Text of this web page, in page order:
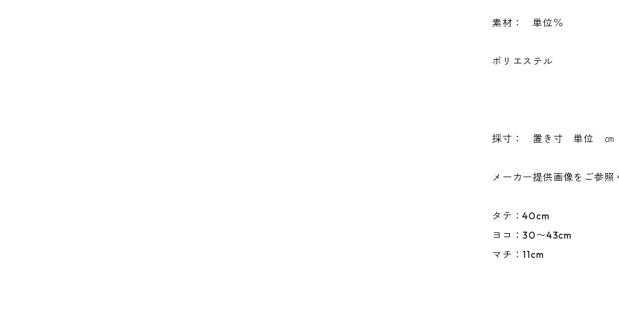
素材： 単位％
ポリエステル
採寸： 置き寸 単位 ㎝
メーカー提供画像をご参照
タテ：40cm
ヨコ：30〜43cm
マチ：11cm